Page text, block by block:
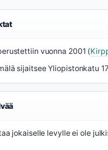
vuonna 2001 (
sijaitsee Yliopistonkatu
jokaiselle levylle ei ole